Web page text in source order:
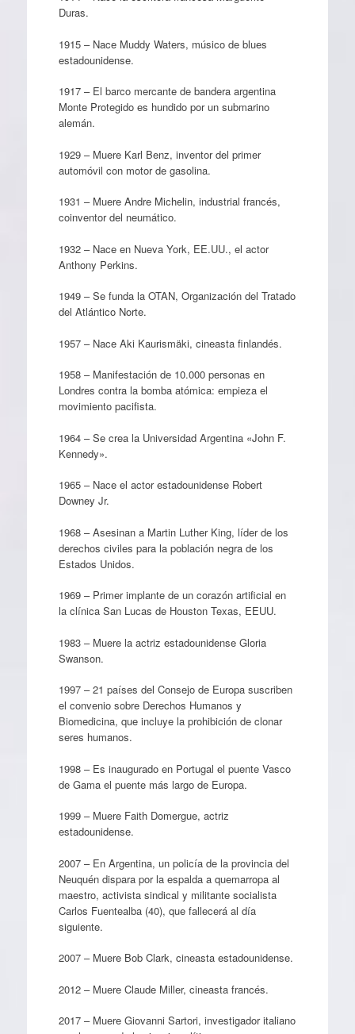
Duras.
1915 – Nace Muddy Waters, músico de blues
estadounidense.
1917 – El barco mercante de bandera argentina
Monte Protegido es hundido por un submarino
alemán.
1929 – Muere Karl Benz, inventor del primer
automóvil con motor de gasolina.
1931 – Muere Andre Michelin, industrial francés,
coinventor del neumático.
1932 – Nace en Nueva York, EE.UU., el actor
Anthony Perkins.
1949 – Se funda la OTAN, Organización del Tratado
del Atlántico Norte.
1957 – Nace Aki Kaurismäki, cineasta finlandés.
1958 – Manifestación de 10.000 personas en
Londres contra la bomba atómica: empieza el
movimiento pacifista.
1964 – Se crea la Universidad Argentina «John F.
Kennedy».
1965 – Nace el actor estadounidense Robert
Downey Jr.
1968 – Asesinan a Martin Luther King, líder de los
derechos civiles para la población negra de los
Estados Unidos.
1969 – Primer implante de un corazón artificial en
la clínica San Lucas de Houston Texas, EEUU.
1983 – Muere la actriz estadounidense Gloria
Swanson.
1997 – 21 países del Consejo de Europa suscriben
el convenio sobre Derechos Humanos y
Biomedicina, que incluye la prohibición de clonar
seres humanos.
1998 – Es inaugurado en Portugal el puente Vasco
de Gama el puente más largo de Europa.
1999 – Muere Faith Domergue, actriz
estadounidense.
2007 – En Argentina, un policía de la provincia del
Neuquén dispara por la espalda a quemarropa al
maestro, activista sindical y militante socialista
Carlos Fuentealba (40), que fallecerá al día
siguiente.
2007 – Muere Bob Clark, cineasta estadounidense.
2012 – Muere Claude Miller, cineasta francés.
2017 – Muere Giovanni Sartori, investigador italiano